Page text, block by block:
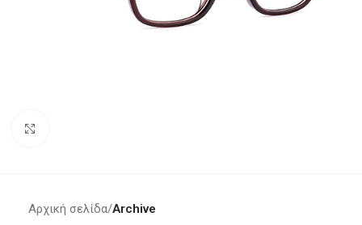
Αρχική σελίδα Archive